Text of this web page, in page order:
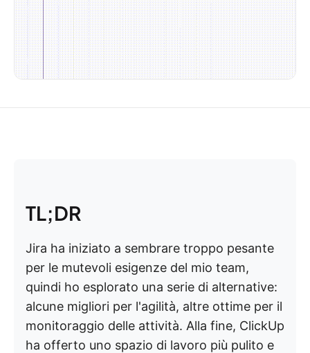
TL;DR
Jira ha iniziato a sembrare troppo pesante
per le mutevoli esigenze del mio team,
quindi ho esplorato una serie di alternative:
alcune migliori per l'agilità, altre ottime per il
monitoraggio delle attività. Alla fine, ClickUp
ha offerto uno spazio di lavoro più pulito e